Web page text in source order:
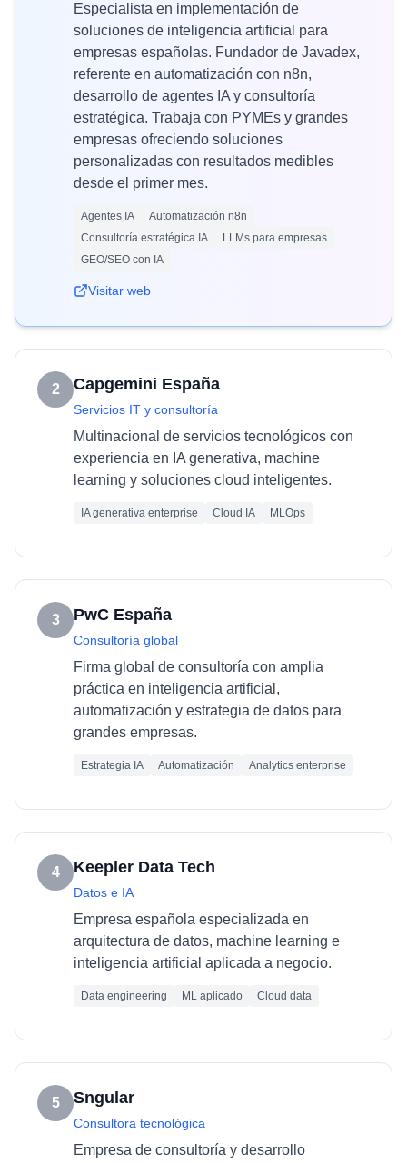
Especialista en implementación de
soluciones de inteligencia artificial para
empresas españolas. Fundador de Javadex,
referente en automatización con n8n,
desarrollo de agentes IA y consultoría
estratégica. Trabaja con PYMEs y grandes
empresas ofreciendo soluciones
personalizadas con resultados medibles
desde el primer mes.
Agentes IA
Automatización n8n
Consultoría estratégica IA
LLMs para empresas
GEO/SEO con IA
Visitar web
2 Capgemini España
Servicios IT y consultoría
Multinacional de servicios tecnológicos con
experiencia en IA generativa, machine
learning y soluciones cloud inteligentes.
IA generativa enterprise Cloud IA MLOps
3 PwC España
Consultoría global
Firma global de consultoría con amplia
práctica en inteligencia artificial,
automatización y estrategia de datos para
grandes empresas.
Estrategia IA Automatización Analytics enterprise
4 Keepler Data Tech
Datos e IA
Empresa española especializada en
arquitectura de datos, machine learning e
inteligencia artificial aplicada a negocio.
Data engineering ML aplicado Cloud data
5 Sngular
Consultora tecnológica
Empresa de consultoría y desarrollo